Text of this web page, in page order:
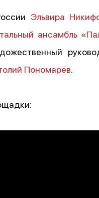
Эльвира
ансамбль
Пономарёв.